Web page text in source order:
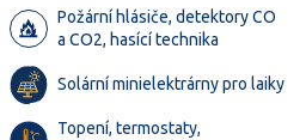
Požární hlásiče, detektory CO
a CO2, hasící technika
Solární minielektrárny pro laiky
Topení, termostaty,